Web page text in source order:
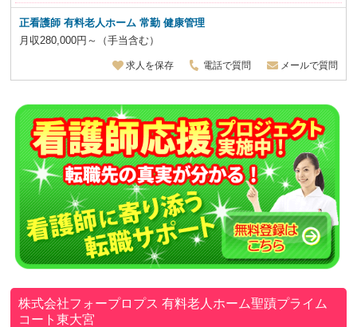
正看護師有料老人ホーム 常勤 健康管理
月収280,000円～（手当含む）
求人を保存 電話で質問 メールで質問
株式会社フォープロプス有料老人ホーム聖蹟プライム
コート東大宮